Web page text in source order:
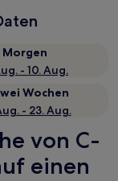
Morgen
- 10. Aug.
Wochen
- 23. Aug.
von C-
einen